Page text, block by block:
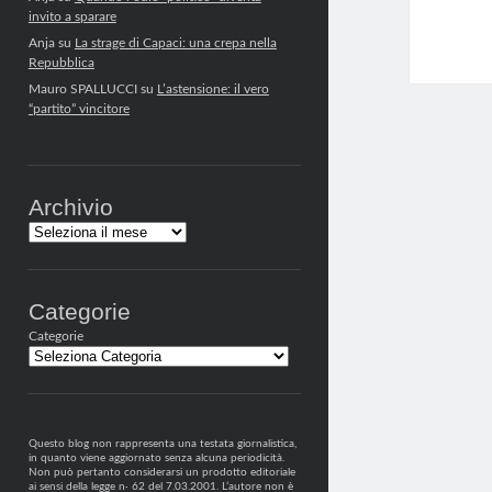
invito a sparare
Anjasu La strage di Capaci: una crepa nella
Repubblica
Mauro SPALLUCCIsu L’astensione: il vero
“partito” vincitore
Archivio
Archivi
Categorie
Categorie
Questo blog non rappresenta una testata giornalistica,
in quanto viene aggiornato senza alcuna periodicità.
Non può pertanto considerarsi un prodotto editoriale
ai sensi della legge n· 62 del 7.03.2001. L’autore non è